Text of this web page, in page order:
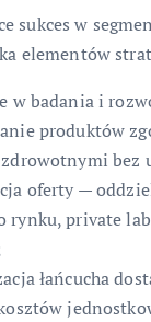
sukces w
elementów
w badania i
produktów
bez
oferty —
rynku, private
łańcucha